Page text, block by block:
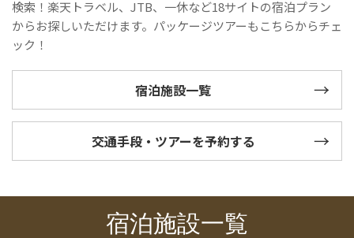
検索！楽天トラベル、JTB、一休など18サイトの宿泊プラン
からお探しいただけます。パッケージツアーもこちらからチェ
ック！
宿泊施設一覧
交通手段・ツアーを予約する
宿泊施設一覧